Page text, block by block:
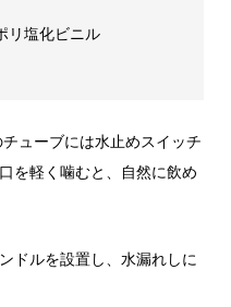
リ塩化ビニル
ューブには水止めスイッチ
を軽く噛むと、自然に飲め
ドルを設置し、水漏れしに